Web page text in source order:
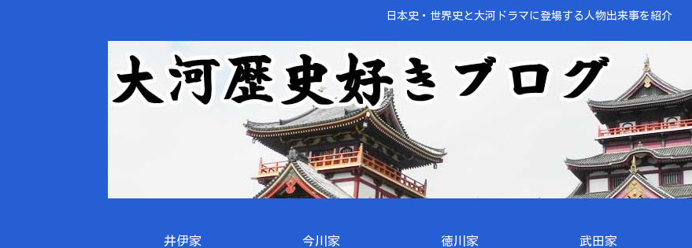
日本史・世界史と大河ドラマに登場する人物出来事を紹介
井伊家 今川家 徳川家 武田家